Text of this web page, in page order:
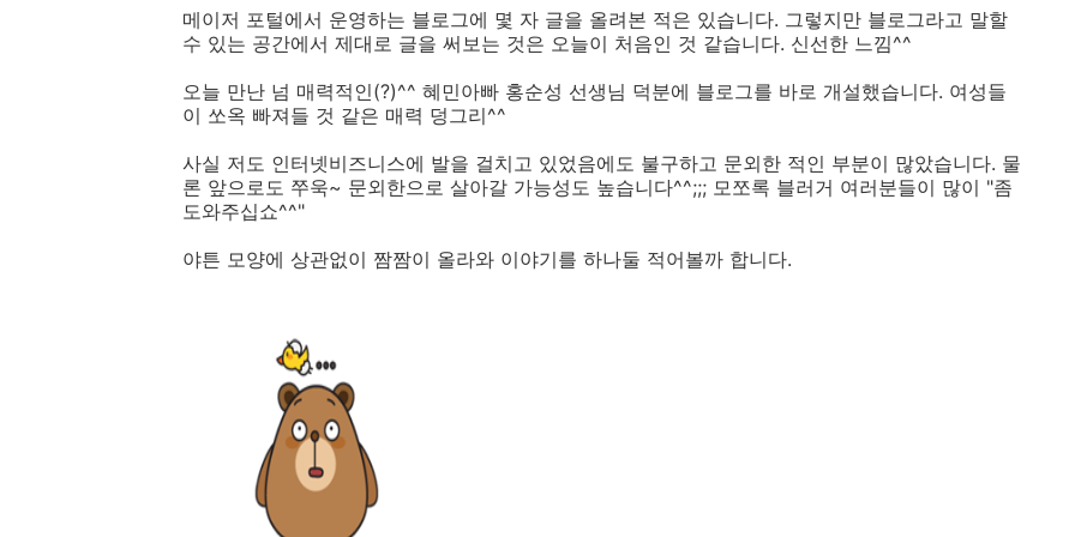
메이저 포털에서 운영하는 블로그에 몇 자 글을 올려본 적은 있습니다. 그렇지만 블로그라고 말할
수 있는 공간에서 제대로 글을 써보는 것은 오늘이 처음인 것 같습니다. 신선한 느낌^^
오늘 만난 넘 매력적인(?)^^ 혜민아빠 홍순성 선생님 덕분에 블로그를 바로 개설했습니다. 여성들
이 쏘옥 빠져들 것 같은 매력 덩그리^^
사실 저도 인터넷비즈니스에 발을 걸치고 있었음에도 불구하고 문외한 적인 부분이 많았습니다. 물
론 앞으로도 쭈욱~ 문외한으로 살아갈 가능성도 높습니다^^;;; 모쪼록 블러거 여러분들이 많이 "좀
도와주십쇼^^"
야튼 모양에 상관없이 짬짬이 올라와 이야기를 하나둘 적어볼까 합니다.